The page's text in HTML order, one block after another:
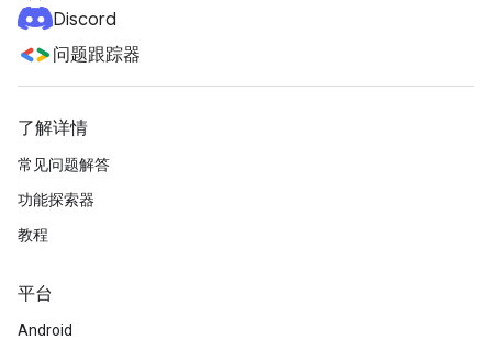
Discord
问题跟踪器
了解详情
常见问题解答
功能探索器
教程
平台
Android